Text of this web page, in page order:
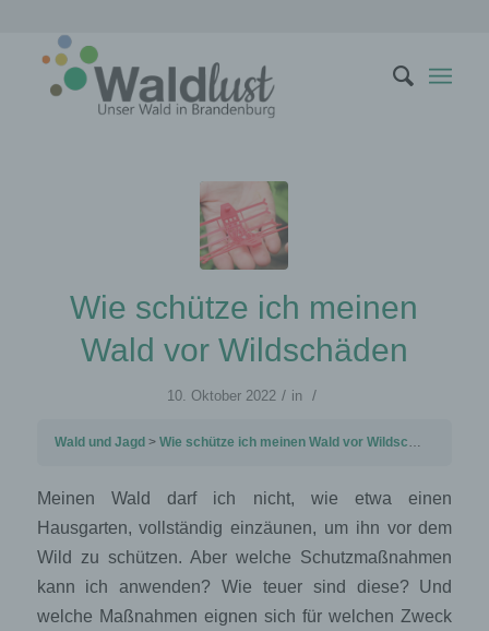
Wie schütze ich meinen
Wald vor Wildschäden
10. Oktober 2022 / in /
Wald und Jagd Wie schütze ich meinen Wald vor Wildschäden
Meinen Wald darf ich nicht, wie etwa einen
Hausgarten, vollständig einzäunen, um ihn vor dem
Wild zu schützen. Aber welche Schutzmaßnahmen
kann ich anwenden? Wie teuer sind diese? Und
welche Maßnahmen eignen sich für welchen Zweck